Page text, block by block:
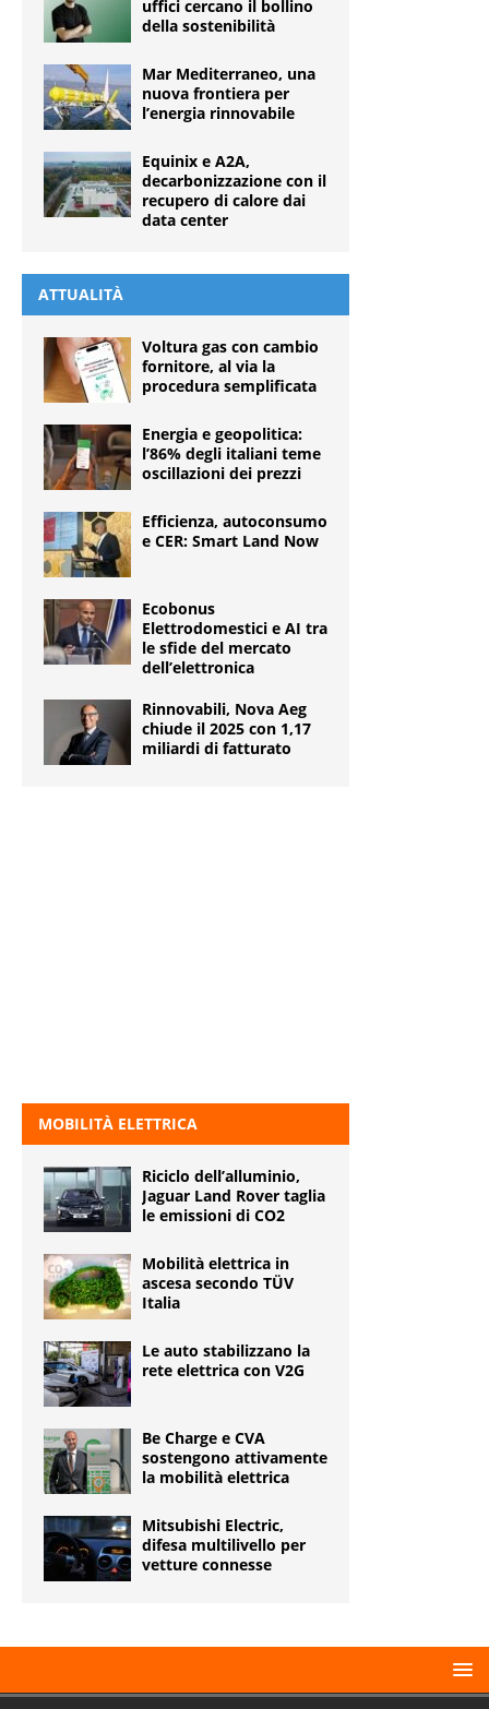
uffici cercano il bollino
della sostenibilità
Mar Mediterraneo, una
nuova frontiera per
l’energia rinnovabile
Equinix e A2A,
decarbonizzazione con il
recupero di calore dai
data center
ATTUALITÀ
Voltura gas con cambio
fornitore, al via la
procedura semplificata
Energia e geopolitica:
l’86% degli italiani teme
oscillazioni dei prezzi
Efficienza, autoconsumo
e CER: Smart Land Now
Ecobonus
Elettrodomestici e AI tra
le sfide del mercato
dell’elettronica
Rinnovabili, Nova Aeg
chiude il 2025 con 1,17
miliardi di fatturato
MOBILITÀ ELETTRICA
Riciclo dell’alluminio,
Jaguar Land Rover taglia
le emissioni di CO2
Mobilità elettrica in
ascesa secondo TÜV
Italia
Le auto stabilizzano la
rete elettrica con V2G
Be Charge e CVA
sostengono attivamente
la mobilità elettrica
Mitsubishi Electric,
difesa multilivello per
vetture connesse